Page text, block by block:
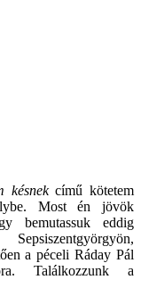
késnekcímű kötetem
Most én jövök
bemutassuk eddig
a péceli Ráday Pál
Találkozzunk a